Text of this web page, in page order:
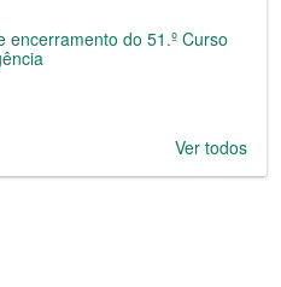
encerramento do 51.º Curso
Ver todos